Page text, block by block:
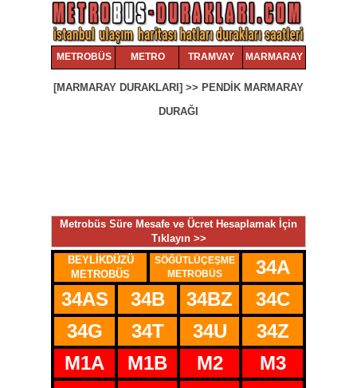
METROBÜS METRO TRAMVAY MARMARAY
34
34A
34B
34BZ
34C
34T
34U
34Z
M1A
M1B M2
M3
34G
34AS
Metrobüs Süre Mesafe ve Ücret Hesaplamak İçin
Tıklayın >>
BEYLİKDÜZÜ
METROBÜS
SÖĞÜTLÜÇEŞME
METROBÜS
[MARMARAY DURAKLARI] >> PENDİK MARMARAY
DURAĞI